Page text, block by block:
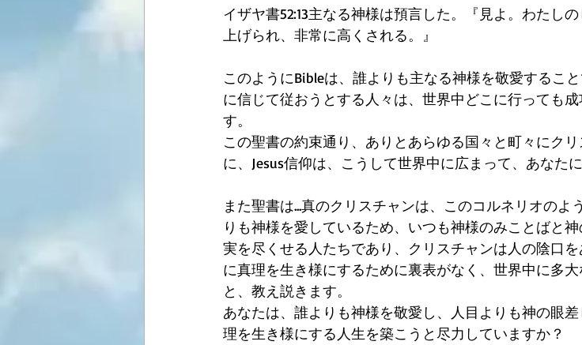
イザヤ書52:13主なる神様は預言した。『見よ。わたし
上げられ、非常に高くされる。』
このようにBibleは、誰よりも主なる神様を敬愛するこ
に信じて従おうとする人々は、世界中どこに行っても
す。
この聖書の約束通り、ありとあらゆる国々と町々にク
に、Jesus信仰は、こうして世界中に広まって、あなた
また聖書は...真のクリスチャンは、このコルネリオのよ
りも神様を愛しているため、いつも神様のみことばと
実を尽くせる人たちであり、クリスチャンは人の陰口
に真理を生き様にするために裏表がなく、世界中に多
と、教え説きます。
あなたは、誰よりも神様を敬愛し、人目よりも神の眼
理を生き様にする人生を築こうと尽力していますか？